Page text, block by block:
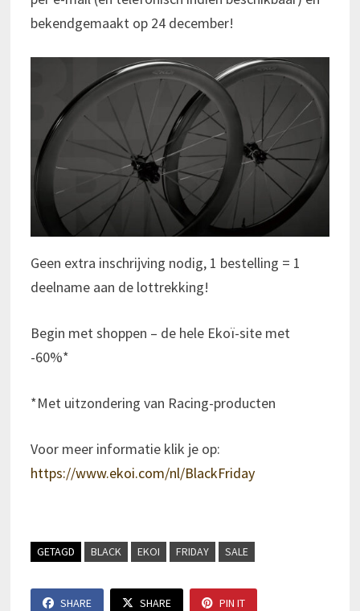
bekendgemaakt op 24 december!
Geen extra inschrijving nodig, 1 bestelling = 1
deelname aan de lottrekking!
Begin met shoppen – de hele Ekoï-site met
-60%*
*Met uitzondering van Racing-producten
Voor meer informatie klik je op:
https://www.ekoi.com/nl/BlackFriday
GETAGD BLACK EKOI FRIDAY SALE
SHARE SHARE PIN IT